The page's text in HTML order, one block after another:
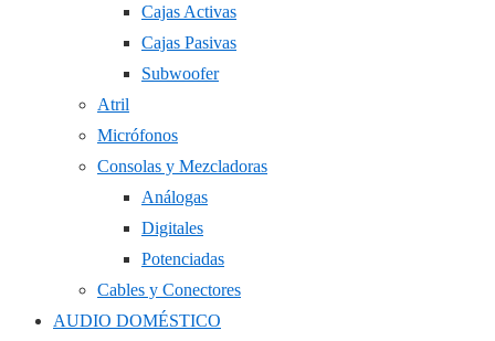
Cajas Activas
Cajas Pasivas
Subwoofer
Atril
Micrófonos
Consolas y Mezcladoras
Análogas
Digitales
Potenciadas
Cables y Conectores
AUDIO DOMÉSTICO